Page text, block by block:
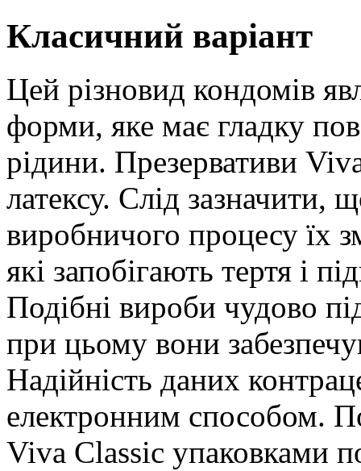
Класичний варіант
Цей різновид кондомів
форми, яке має гладку
рідини. Презервативи
латексу. Слід зазначити,
виробничого процесу їх
які запобігають тертя і
Подібні вироби чудово
при цьому вони
Надійність даних
електронним способом.
Viva Classic упаковками